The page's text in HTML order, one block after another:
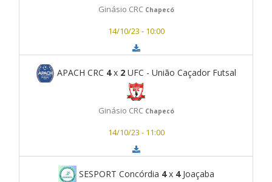
Ginásio CRC Chapecó
14/10/23 - 10:00
APACH CRC 4x 2UFC - União Caçador Futsal
Ginásio CRC Chapecó
14/10/23 - 11:00
SESPORT Concórdia 4x 4Joaçaba